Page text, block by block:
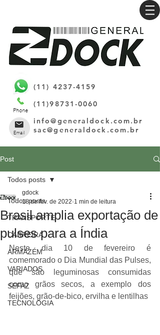
(11) 4237-4159
(11)98731-0060
info@generaldock.com.br
sac@generaldock.com.br
Post
Todos posts
TRANSPORTE
CARREIRA
ARMAZÉM
VARIADOS
SEFAZ
TECNOLOGIA
Todos posts
Brasil amplia exportação de
pulses para a Índia
gdock
18 de fev. de 2022 1 min de leitura
Neste dia 10 de fevereiro é
comemorado o Dia Mundial das Pulses,
que são leguminosas consumidas
como grãos secos, a exemplo dos
feijões, grão-de-bico, ervilha e lentilhas